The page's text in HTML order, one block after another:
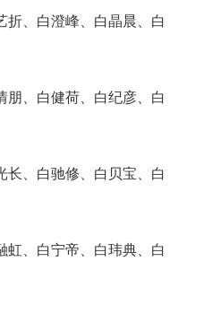
折、白澄峰、白晶晨、白
朋、白健荷、白纪彦、白
长、白驰修、白贝宝、白
虹、白宁帝、白玮典、白